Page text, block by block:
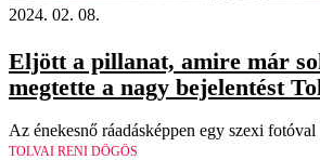
2024. 02. 08.
Eljött a pillanat, amire már
megtette a nagy bejelentést
Az énekesnő ráadásképpen egy szexi
TOLVAI RENI DÖGÖS